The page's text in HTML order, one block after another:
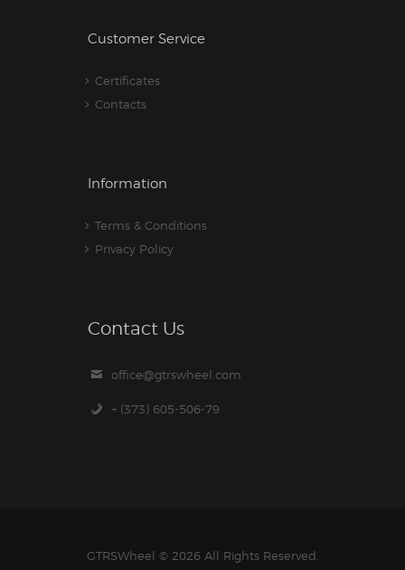
Customer Service
Certificates
Contacts
Information
Terms & Conditions
Privacy Policy
Contact Us
office@gtrswheel.com
+ (373) 605-506-79
GTRSWheel © 2026 All Rights Reserved.